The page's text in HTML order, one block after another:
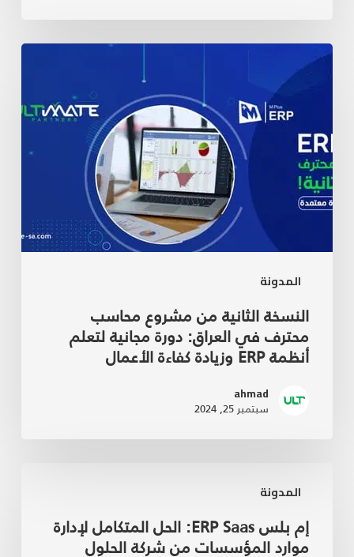
المدونة
النسخة الثانية من مشروع محاسب
محترف في العراق: دورة مجانية لتعلم
أنظمة ERP وزيادة كفاءة الأعمال
ahmad
سبتمبر 25, 2024
المدونة
إم بلس ERP Saas: الحل المتكامل لإدارة
موارد المؤسسات من شركة الحلول